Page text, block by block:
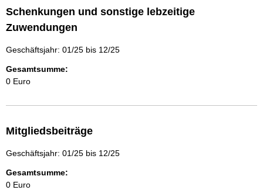
Schenkungen und sonstige lebzeitige
Zuwendungen
Geschäftsjahr: 01/25 bis 12/25
Gesamtsumme:
0 Euro
Mitgliedsbeiträge
Geschäftsjahr: 01/25 bis 12/25
Gesamtsumme:
0 Euro